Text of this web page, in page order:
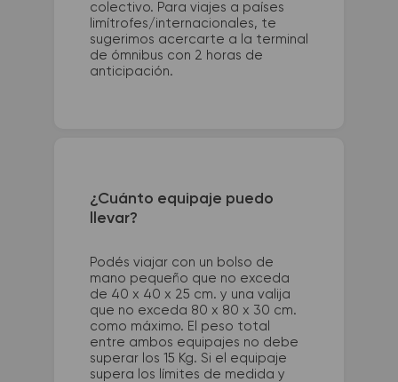
colectivo. Para viajes a países
limítrofes/internacionales, te
sugerimos acercarte a la terminal
de ómnibus con 2 horas de
anticipación.
¿Cuánto equipaje puedo
llevar?
Podés viajar con un bolso de
mano pequeño que no exceda
de 40 x 40 x 25 cm. y una valija
que no exceda 80 x 80 x 30 cm.
como máximo. El peso total
entre ambos equipajes no debe
superar los 15 Kg. Si el equipaje
supera los límites de medida y